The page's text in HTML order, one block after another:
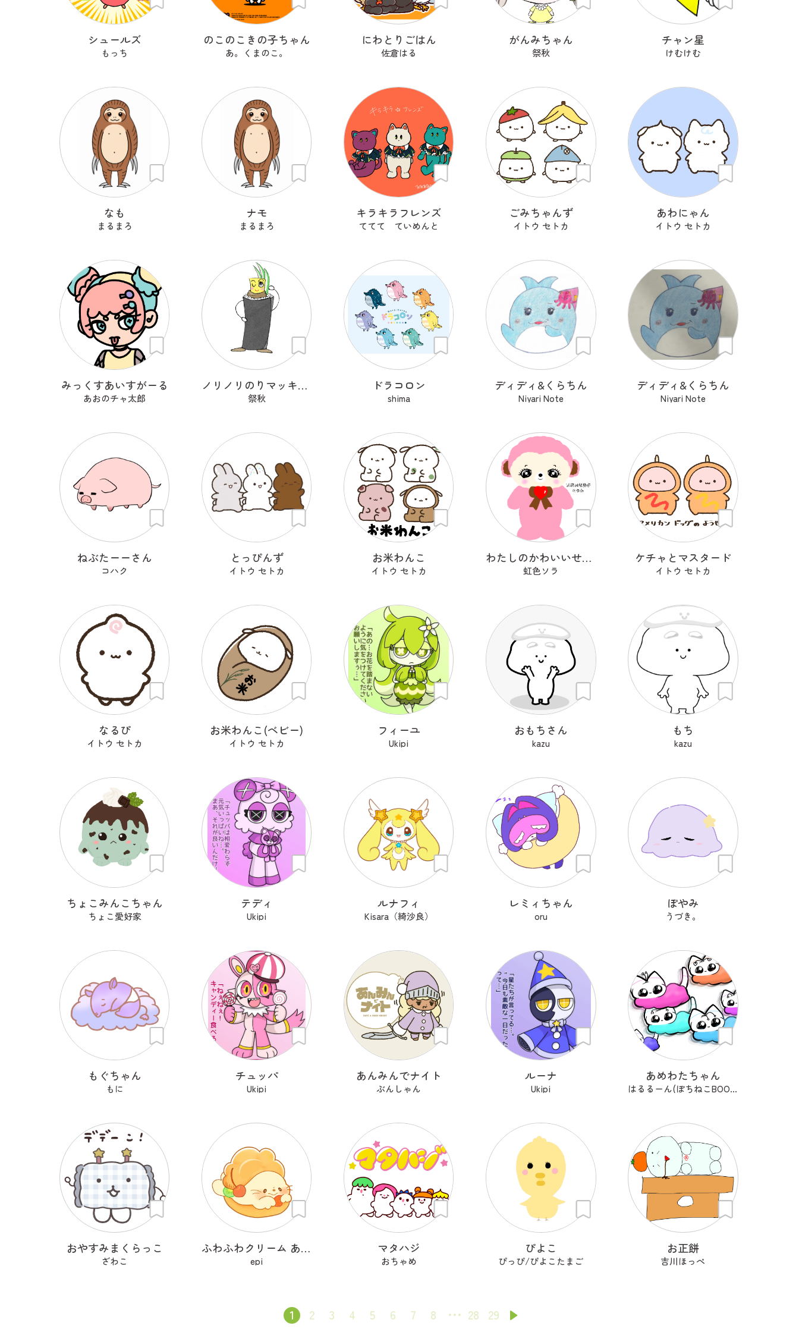
シュールズ
もっち
のこのこきの子ちゃん
あ。くまのこ。
にわとりごはん
佐倉はる
がんみちゃん
祭秋
チャン星
けむけむ
なも
まるまろ
ナモ
まるまろ
キラキラフレンズ
ててて ていめんと
ごみちゃんず
イトウ セトカ
あわにゃん
イトウ セトカ
みっくすあいすがーる
あおのチャ太郎
ノリノリのりマッキーさん
祭秋
ドラコロン
shima
ディディ&くらちん
Niyari Note
ディディ&くらちん
Niyari Note
ねぶたーーさん
コハク
とっぴんず
イトウ セトカ
お米わんこ
イトウ セトカ
わたしのかわいいせかい
虹色ソラ
ケチャとマスタード
イトウ セトカ
なるぴ
イトウ セトカ
お米わんこ(ベビー)
イトウ セトカ
フィーユ
Ukipi
おもちさん
kazu
もち
kazu
ちょこみんこちゃん
ちょこ愛好家
テディ
Ukipi
ルナフィ
Kisara（綺沙良）
レミィちゃん
oru
ぽやみ
うづき。
もぐちゃん
もに
チュッパ
Ukipi
あんみんでナイト
ぶんしゃん
ルーナ
Ukipi
あめわたちゃん
はるるーん(ぽちねこBOOKS)
おやすみまくらっこ
ざわこ
ふわふわクリーム あざらシュー
epi
マタハジ
おちゃめ
ぴよこ
ぴっぴ/ぴよこたまご
お正餅
吉川ほっぺ
1 2 3 4 5 6 7 8 28 29